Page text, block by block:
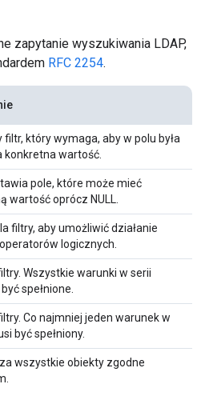
zapytanie wyszukiwania LDAP,
RFC 2254.
filtr, który wymaga, aby w polu była
konkretna wartość.
pole, które może mieć
wartość oprócz NULL.
filtry, aby umożliwić działanie
logicznych.
Wszystkie warunki w serii
spełnione.
Co najmniej jeden warunek w
być spełniony.
wszystkie obiekty zgodne